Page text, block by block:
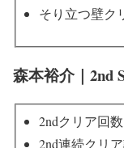
そり立つ壁ク
森本裕介｜2nd
2ndクリア回
2nd連続クリ